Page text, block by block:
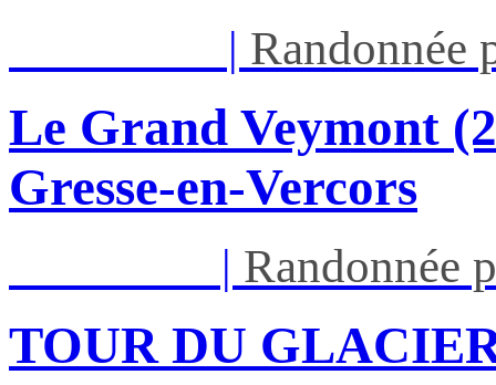
| Randonnée
Le Grand Veymont
Gresse-en-Vercors
| Randonnée
TOUR DU